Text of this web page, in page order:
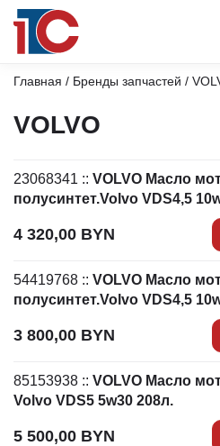
Главная / Бренды запчастей /
VOLVO
23068341 :: VOLVO Масло
полусинтет.Volvo VDS4,5
4 320,00 BYN
54419768 :: VOLVO Масло
полусинтет.Volvo VDS4,5
3 800,00 BYN
85153938 :: VOLVO Масло
Volvo VDS5 5w30 208л.
5 500,00 BYN